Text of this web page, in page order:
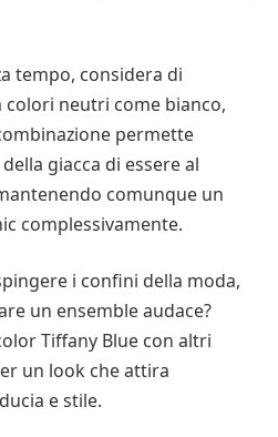
tempo, considera di
colori neutri come bianco,
permette
giacca di essere al
comunque un
complessivamente.
i confini della moda,
un ensemble audace?
Tiffany Blue con altri
un look che attira
e stile.